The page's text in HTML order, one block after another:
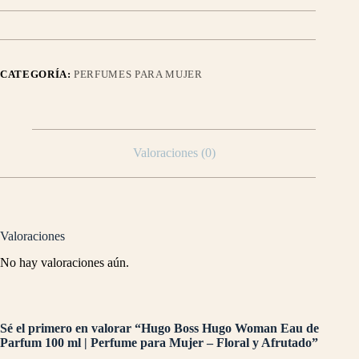
CATEGORÍA:PERFUMES PARA MUJER
Valoraciones (0)
Valoraciones
No hay valoraciones aún.
Sé el primero en valorar “Hugo Boss Hugo Woman Eau de
Parfum 100 ml | Perfume para Mujer – Floral y Afrutado”